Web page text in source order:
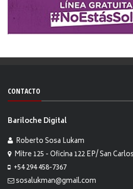
CONTACTO
Bariloche Digital
Roberto Sosa Lukam
Mitre 125 - Oficina 122 EP/ San
+54 294 458-7367
sosalukman@gmail.com